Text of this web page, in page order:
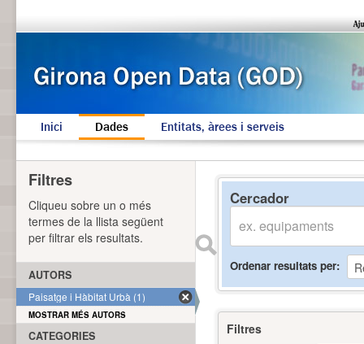
Inici Dades Entitats, àrees i serveis
Cercador
Ordenar resultats per
Filtres
Filtres
Cliqueu sobre un o més
termes de la llista següent
per filtrar els resultats.
AUTORS
Paisatge i Hàbitat Urbà (1)
MOSTRAR MÉS AUTORS
CATEGORIES